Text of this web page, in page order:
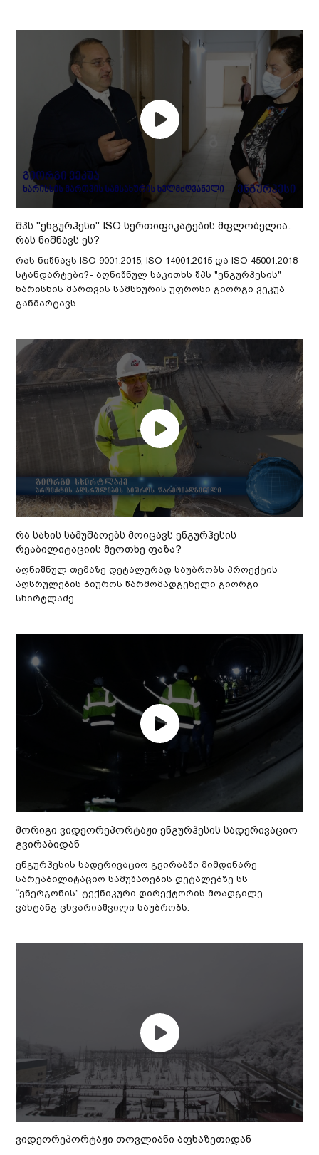
შპს "ენგურჰესი" ISO სერთიფიკატების მფლობელია.
რას ნიშნავს ეს?
რას ნიშნავს ISO 9001:2015, ISO 14001:2015 და ISO 45001:2018
სტანდარტები?- აღნიშნულ საკითხს შპს "ენგურჰესის"
ხარისხის მართვის სამსხურის უფროსი გიორგი ვეკუა
განმარტავს.
რა სახის სამუშაოებს მოიცავს ენგურჰესის
რეაბილიტაციის მეოთხე ფაზა?
აღნიშნულ თემაზე დეტალურად საუბრობს პროექტის
აღსრულების ბიუროს წარმომადგენელი გიორგი
სხირტლაძე
მორიგი ვიდეორეპორტაჟი ენგურჰესის სადერივაციო
გვირაბიდან
ენგურჰესის სადერივაციო გვირაბში მიმდინარე
სარეაბილიტაციო სამუშაოების დეტალებზე სს
“ენერგონის” ტექნიკური დირექტორის მოადგილე
ვახტანგ ცხვარიაშვილი საუბრობს.
ვიდეორეპორტაჟი თოვლიანი აფხაზეთიდან